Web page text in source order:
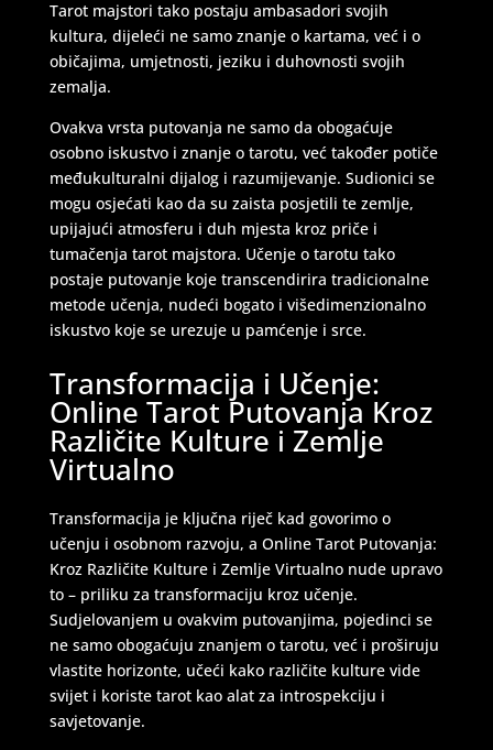
Tarot majstori tako postaju ambasadori svojih
kultura, dijeleći ne samo znanje o kartama, već i o
običajima, umjetnosti, jeziku i duhovnosti svojih
zemalja.
Ovakva vrsta putovanja ne samo da obogaćuje
osobno iskustvo i znanje o tarotu, već također potiče
međukulturalni dijalog i razumijevanje. Sudionici se
mogu osjećati kao da su zaista posjetili te zemlje,
upijajući atmosferu i duh mjesta kroz priče i
tumačenja tarot majstora. Učenje o tarotu tako
postaje putovanje koje transcendirira tradicionalne
metode učenja, nudeći bogato i višedimenzionalno
iskustvo koje se urezuje u pamćenje i srce.
Transformacija i Učenje:
Online Tarot Putovanja Kroz
Različite Kulture i Zemlje
Virtualno
Transformacija je ključna riječ kad govorimo o
učenju i osobnom razvoju, a Online Tarot Putovanja:
Kroz Različite Kulture i Zemlje Virtualno nude upravo
to – priliku za transformaciju kroz učenje.
Sudjelovanjem u ovakvim putovanjima, pojedinci se
ne samo obogaćuju znanjem o tarotu, već i proširuju
vlastite horizonte, učeći kako različite kulture vide
svijet i koriste tarot kao alat za introspekciju i
savjetovanje.